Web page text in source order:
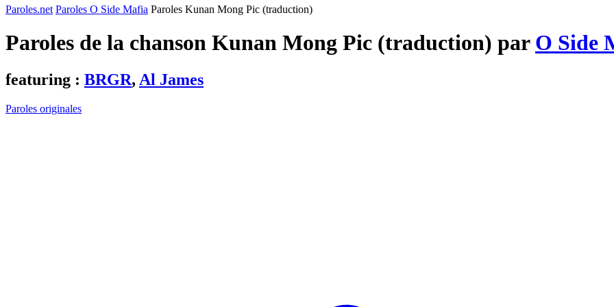
Paroles.net Paroles O Side Mafia Paroles Kunan Mong Pic (traduction)
Paroles de la chanson Kunan Mong Pic (traduction) par O Side
featuring : BRGR, Al James
Paroles originales